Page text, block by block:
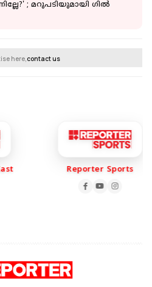
; മറുപടിയുമായി ഗിൽ
here,contact us
Reporter Sports